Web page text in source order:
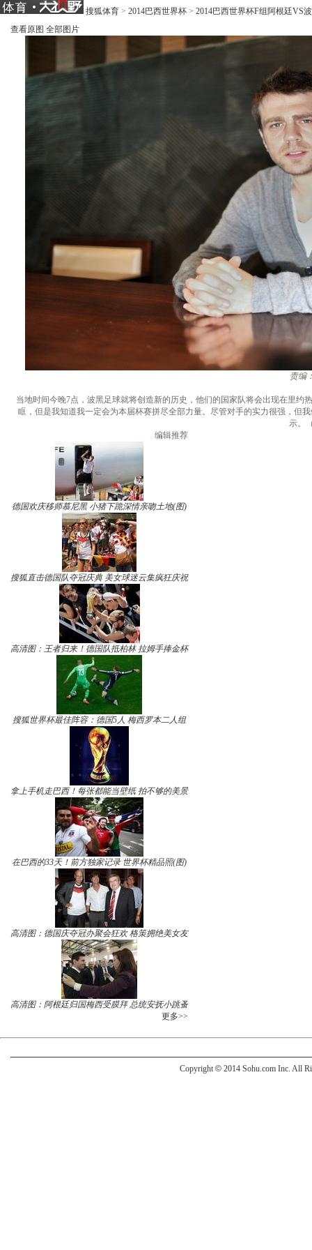
搜狐体育 > 2014巴西世界杯 > 2014巴西世界杯F组阿根廷VS
查看原图 全部图片
责编
当地时间今晚7点，波黑足球就将创造新的历史，他们的国家队将会出现在里
眶，但是我知道我一定会为本届杯赛拼尽全部力量。尽管对手的实力很强，但
示。
编辑推荐
德国欢庆移师慕尼黑 小猪下跪深情亲吻土地(图)
搜狐直击德国队夺冠庆典 美女球迷云集疯狂庆祝
高清图：王者归来！德国队抵柏林 拉姆手捧金杯
搜狐世界杯最佳阵容：德国5人 梅西罗本二人组
拿上手机走巴西！每张都能当壁纸 拍不够的美景
在巴西的33天！前方独家记录 世界杯精品照(图)
高清图：德国庆夺冠办聚会狂欢 格策拥绝美女友
高清图：阿根廷归国梅西受膜拜 总统安抚小跳蚤
更多>>
Copyright © 2014 Sohu.com Inc. All